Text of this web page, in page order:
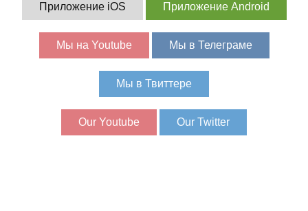
Приложение iOS Приложение Android
Мы на Youtube Мы в Телеграме
Мы в Твиттере
Our Youtube Our Twitter